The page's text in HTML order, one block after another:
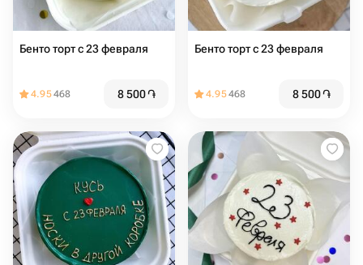
Бенто торт с 23 февраля
4.95468 8 500֏
Бенто торт с 23 февраля
4.95468 8 500֏